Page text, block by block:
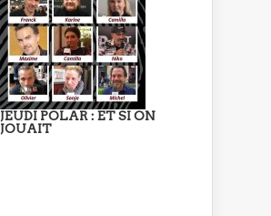
JEUDI POLAR : ET SI ON
JOUAIT